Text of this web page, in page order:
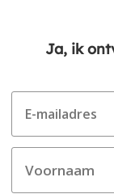
Ja, ik